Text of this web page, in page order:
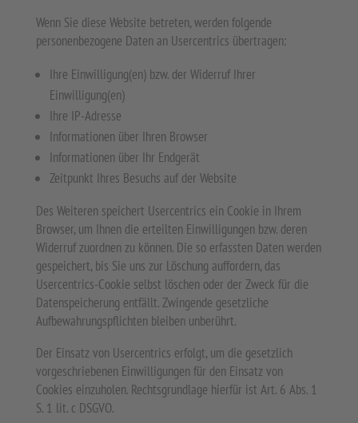
Wenn Sie diese Website betreten, werden folgende
personenbezogene Daten an Usercentrics übertragen:
Ihre Einwilligung(en) bzw. der Widerruf Ihrer
Einwilligung(en)
Ihre IP-Adresse
Informationen über Ihren Browser
Informationen über Ihr Endgerät
Zeitpunkt Ihres Besuchs auf der Website
Des Weiteren speichert Usercentrics ein Cookie in Ihrem
Browser, um Ihnen die erteilten Einwilligungen bzw. deren
Widerruf zuordnen zu können. Die so erfassten Daten werden
gespeichert, bis Sie uns zur Löschung auffordern, das
Usercentrics-Cookie selbst löschen oder der Zweck für die
Datenspeicherung entfällt. Zwingende gesetzliche
Aufbewahrungspflichten bleiben unberührt.
Der Einsatz von Usercentrics erfolgt, um die gesetzlich
vorgeschriebenen Einwilligungen für den Einsatz von
Cookies einzuholen. Rechtsgrundlage hierfür ist Art. 6 Abs. 1
S. 1 lit. c DSGVO.